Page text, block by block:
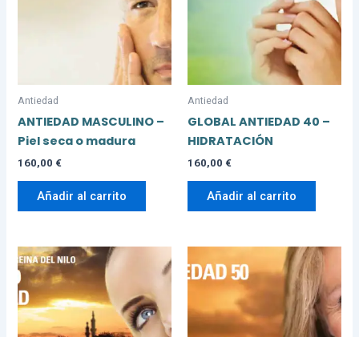
Antiedad
ANTIEDAD MASCULINO –
Piel seca o madura
160,00 €
Añadir al carrito
Antiedad
GLOBAL ANTIEDAD 40 –
HIDRATACIÓN
160,00 €
Añadir al carrito